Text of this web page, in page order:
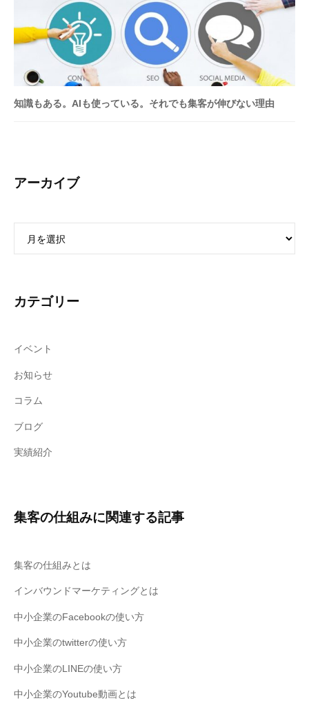
知識もある。AIも使っている。それでも集客が伸びない理由
アーカイブ
ブ
カテゴリー
イベント
お知らせ
コラム
ブログ
実績紹介
集客の仕組みに関連する記事
集客の仕組みとは
インバウンドマーケティングとは
中小企業のFacebookの使い方
中小企業のtwitterの使い方
中小企業のLINEの使い方
中小企業のYoutube動画とは